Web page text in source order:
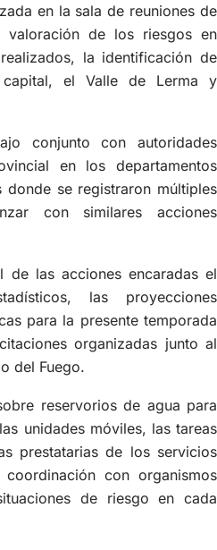
en la sala de reuniones de
valoración de los riesgos en
la identificación de
el Valle de Lerma y
conjunto con autoridades
en los departamentos
donde se registraron múltiples
con similares acciones
de las acciones encaradas el
las proyecciones
para la presente temporada
organizadas junto al
del Fuego.
reservorios de agua para
unidades móviles, las tareas
prestatarias de los servicios
con organismos
de riesgo en cada